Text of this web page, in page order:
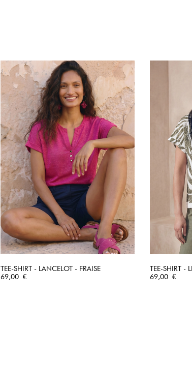
TEE-SHIRT - LANCELOT - FRAISE
Prix
69,00 €
TEE-SHIRT -
Prix
69,00 €